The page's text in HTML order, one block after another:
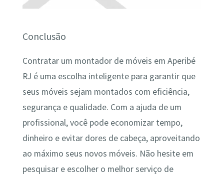
Conclusão
Contratar um montador de móveis em Aperibé
RJ é uma escolha inteligente para garantir que
seus móveis sejam montados com eficiência,
segurança e qualidade. Com a ajuda de um
profissional, você pode economizar tempo,
dinheiro e evitar dores de cabeça, aproveitando
ao máximo seus novos móveis. Não hesite em
pesquisar e escolher o melhor serviço de